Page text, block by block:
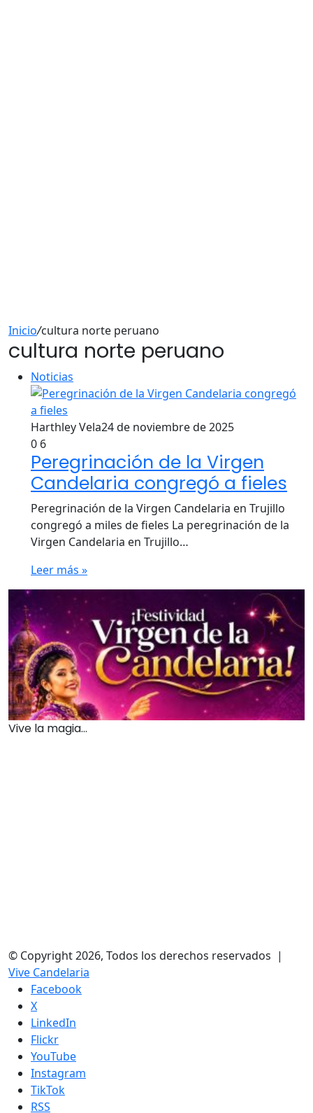
Inicio/cultura norte peruano
cultura norte peruano
Noticias
Harthley Vela24 de noviembre de 2025
0 6
Peregrinación de la Virgen
Candelaria congregó a fieles
Peregrinación de la Virgen Candelaria en Trujillo
congregó a miles de fieles La peregrinación de la
Virgen Candelaria en Trujillo…
Leer más »
Vive la magia...
© Copyright 2026, Todos los derechos reservados |
Vive Candelaria
Facebook
X
LinkedIn
Flickr
YouTube
Instagram
TikTok
RSS